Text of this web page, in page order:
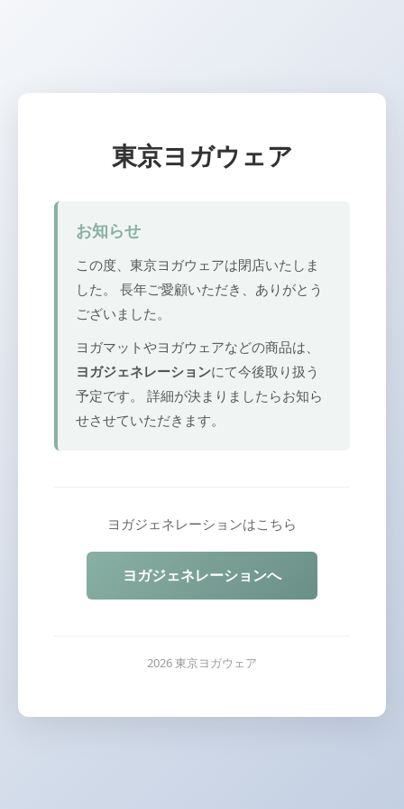
東京ヨガウェア
お知らせ
この度、東京ヨガウェアは閉店いたしま
した。 長年ご愛顧いただき、ありがとう
ございました。
ヨガマットやヨガウェアなどの商品は、
ヨガジェネレーションにて今後取り扱う
予定です。 詳細が決まりましたらお知ら
せさせていただきます。
ヨガジェネレーションはこちら
ヨガジェネレーションへ
2026 東京ヨガウェア